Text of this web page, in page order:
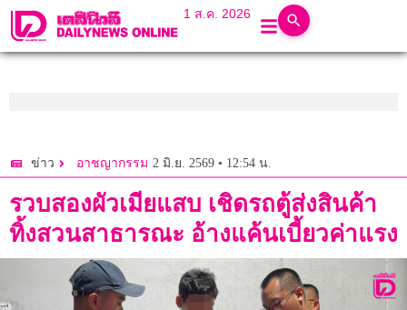
1 ส.ค. 2026
ข่าว อาชญากรรม 2 มิ.ย. 2569 • 12:54 น.
รวบสองผัวเมียแสบ เชิดรถตู้ส่งสินค้า
ทิ้งสวนสาธารณะ อ้างแค้นเบี้ยวค่าแรง